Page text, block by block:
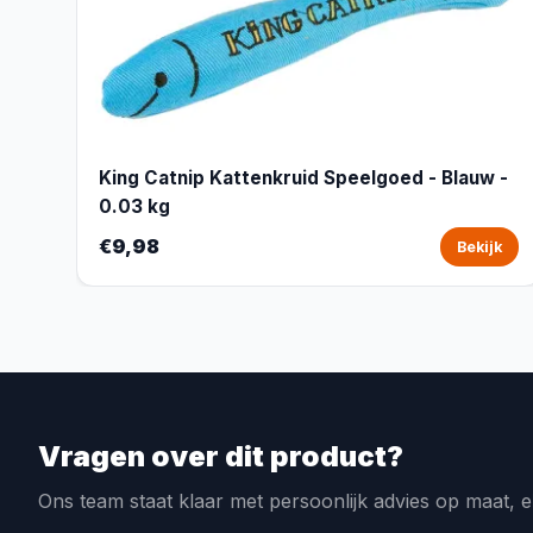
King Catnip Kattenkruid Speelgoed - Blauw -
0.03 kg
€9,98 Bekijk
Vragen over dit product?
Ons team staat klaar met persoonlijk advies op maat,